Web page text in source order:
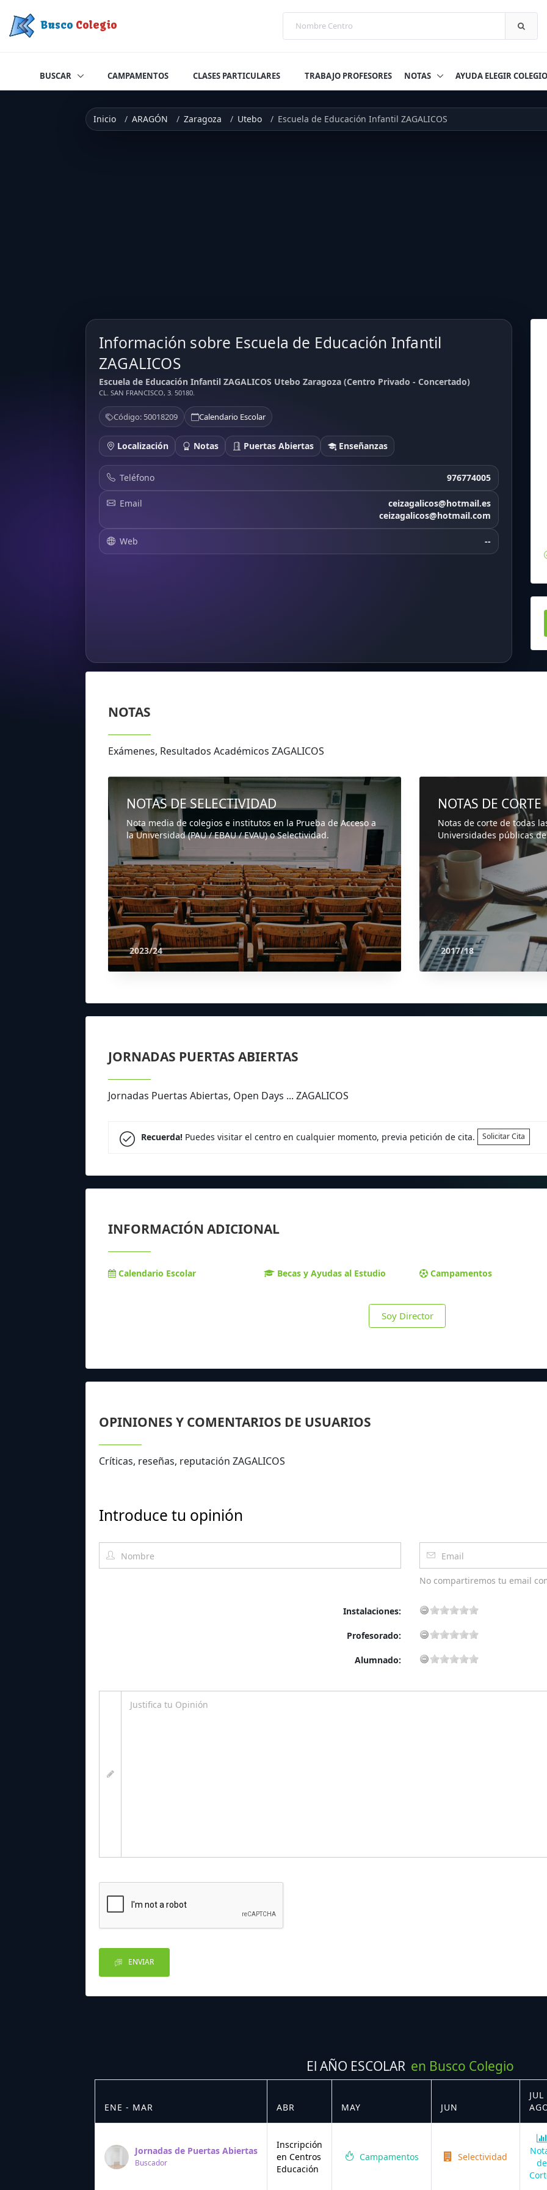
Busco Colegio
BUSCAR CAMPAMENTOS CLASES PARTICULARES TRABAJO PROFESORES NOTAS AYUDA ELEGIR COLEGIO
Inicio ARAGÓN Zaragoza Utebo Escuela de Educación Infantil ZAGALICOS
Información sobre Escuela de Educación Infantil
ZAGALICOS
Escuela de Educación Infantil ZAGALICOS Utebo Zaragoza (Centro Privado - Concertado)
CL. SAN FRANCISCO, 3. 50180.
Código: 50018209 Calendario Escolar
Localización Notas Puertas Abiertas Enseñanzas
Teléfono 976774005
Email
ceizagalicos@hotmail.es
ceizagalicos@hotmail.com
Web
--
NOTAS
Exámenes, Resultados Académicos ZAGALICOS
NOTAS DE SELECTIVIDAD
Nota media de colegios e institutos en la Prueba de Acceso a
la Universidad (PAU / EBAU / EVAU) o Selectividad.
2023/24
NOTAS DE CORTE
Notas de corte de todas
Universidades públicas
2017/18
JORNADAS PUERTAS ABIERTAS
Jornadas Puertas Abiertas, Open Days ... ZAGALICOS
Recuerda!Puedes visitar el centro en cualquier momento, previa petición de cita. Solicitar Cita
INFORMACIÓN ADICIONAL
Calendario Escolar Becas y Ayudas al Estudio Campamentos
Soy Director
OPINIONES Y COMENTARIOS DE USUARIOS
Críticas, reseñas, reputación ZAGALICOS
Introduce tu opinión
No compartiremos tu email
Instalaciones:
Profesorado:
Alumnado:
ENVIAR
El AÑO ESCOLAR en Busco Colegio
ENE - MAR ABR MAY JUN
JUL
Jornadas de Puertas Abiertas
Buscador
Inscripción
en Centros
Educación
Campamentos Selectividad
de